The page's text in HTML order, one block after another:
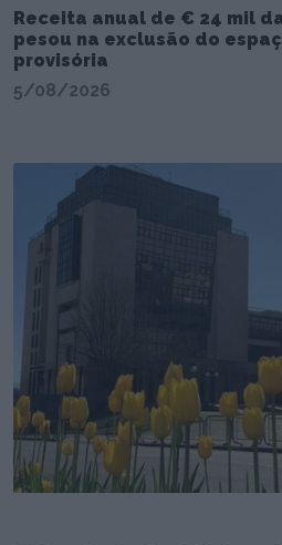
Receita anual de € 24 mil
pesou na exclusão do
provisória
5/08/2026